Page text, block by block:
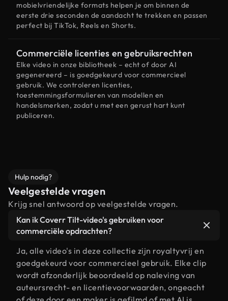
mobielvriendelijke formats helpen je om binnen de
eerste drie seconden de aandacht te trekken en passen
perfect bij TikTok, Reels en Shorts.
Commerciële licenties en gebruiksrechten
Elke video in onze bibliotheek – echt of door AI
gegenereerd – is goedgekeurd voor commercieel
gebruik. We controleren licenties,
toestemmingsformulieren van modellen en
handelsmerken, zodat u met een gerust hart kunt
publiceren.
Hulp nodig?
Veelgestelde vragen
Krijg snel antwoord op veelgestelde vragen.
Kan ik Coverr Tilt-video's gebruiken voor
commerciële opdrachten?
Ja, alle video's in deze collectie zijn royaltyvrij en
goedgekeurd voor commercieel gebruik. Elke clip
wordt afzonderlijk beoordeeld op naleving van
auteursrecht- en licentievoorwaarden, ongeacht